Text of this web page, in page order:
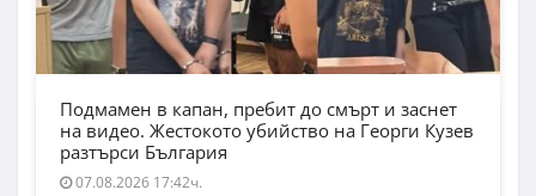
Подмамен в капан, пребит до смърт и заснет
на видео. Жестокото убийство на Георги Кузев
разтърси България
07.08.2026 17:42ч.